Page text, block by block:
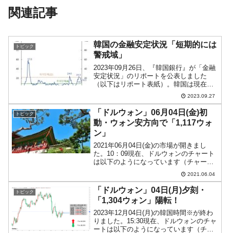
関連記事
トピック
韓国の金融安定状況「短期的には
警戒域」
2023年09月26日、『韓国銀行』が「金融
安定状況」のリポートを公表しました
（以下はリポート表紙）。韓国は現在大
変に不景気な状況とです。『韓国銀行』
が金融状況をどのように見ているのかを
確認してみましょう。このリポート内に
FSI※1とFVI...
2023.09.27
トピック
「ドルウォン」06月04日(金)初
動・ウォン安方向で「1,117ウォ
ン」
2021年06月04日(金)の市場が開きまし
た。10：09現在、ドルウォンのチャート
は以下のようになっています（チャート
は『Investing.com』より引用）。前日は
長い陽線で締ました。本日は前日を受け
てウォン安進行となっています。すで...
2021.06.04
トピック
「ドルウォン」04日(月)夕刻・
「1,304ウォン」陽転！
2023年12月04日(月)の韓国時間※が終わ
りました。15:30現在、ドルウォンのチャ
ートは以下のようになっています（チャ